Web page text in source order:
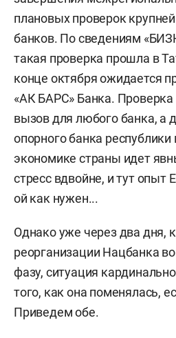
плановых проверок
банков. По сведениям
такая проверка прошла в
конце октября ожидается
«АК БАРС» Банка. Проверка
вызов для любого банка, а
опорного банка
экономике страны идет
стресс вдвойне, и тут опыт
ой как нужен...
Однако уже через два дня,
реорганизации Нацбанка
фазу, ситуация
того, как она поменялась,
Приведем обе.